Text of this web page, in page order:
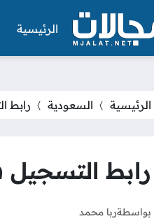
الرئيسية
الرئيسية السعودية رابط
رابط التسجيل في
بواسطةربا محمد